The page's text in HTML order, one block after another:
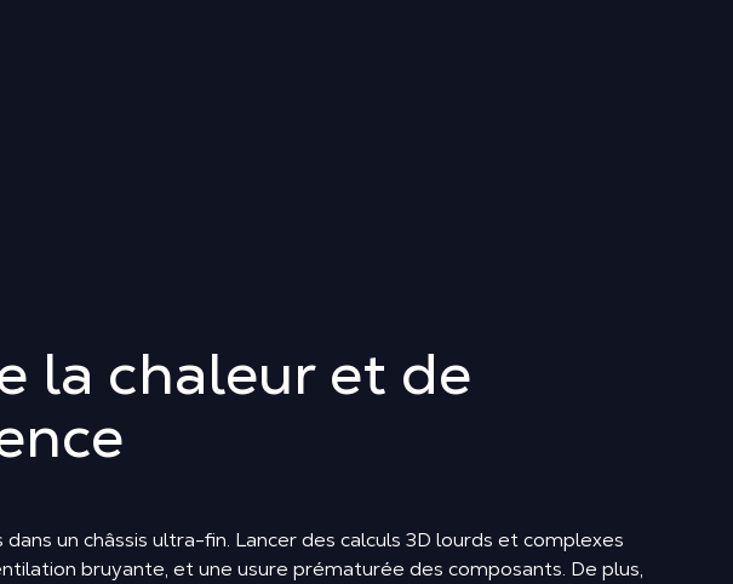
la chaleur et de
un châssis ultra-fin. Lancer des calculs 3D lourds et complexes
bruyante, et une usure prématurée des composants. De plus,